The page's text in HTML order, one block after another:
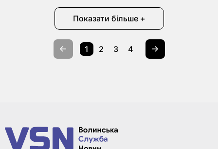
Показати більше +
1 2 3 4